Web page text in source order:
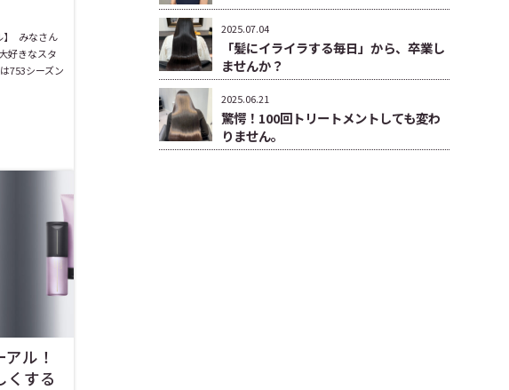
】 みなさん
好きなスタ
753シーズン
アル！
くする
2025.07.04
「髪にイライラする毎日」から、卒業し
ませんか？
2025.06.21
驚愕！100回トリートメントしても変わ
りません。